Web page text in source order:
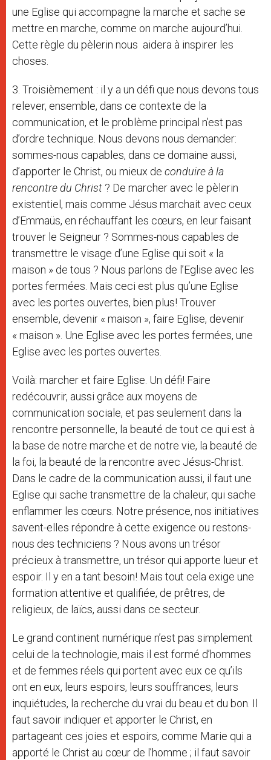
une Eglise qui accompagne la marche et sache se
mettre en marche, comme on marche aujourd’hui.
Cette règle du pèlerin nous aidera à inspirer les
choses.
3. Troisièmement : il y a un défi que nous devons tous
relever, ensemble, dans ce contexte de la
communication, et le problème principal n’est pas
d’ordre technique. Nous devons nous demander:
sommes-nous capables, dans ce domaine aussi,
d’apporter le Christ, ou mieux de conduire à la
rencontre du Christ ? De marcher avec le pèlerin
existentiel, mais comme Jésus marchait avec ceux
d’Emmaüs, en réchauffant les cœurs, en leur faisant
trouver le Seigneur ? Sommes-nous capables de
transmettre le visage d’une Eglise qui soit « la
maison » de tous ? Nous parlons de l’Eglise avec les
portes fermées. Mais ceci est plus qu’une Eglise
avec les portes ouvertes, bien plus! Trouver
ensemble, devenir « maison », faire Eglise, devenir
« maison ». Une Eglise avec les portes fermées, une
Eglise avec les portes ouvertes.
Voilà: marcher et faire Eglise. Un défi! Faire
redécouvrir, aussi grâce aux moyens de
communication sociale, et pas seulement dans la
rencontre personnelle, la beauté de tout ce qui est à
la base de notre marche et de notre vie, la beauté de
la foi, la beauté de la rencontre avec Jésus-Christ.
Dans le cadre de la communication aussi, il faut une
Eglise qui sache transmettre de la chaleur, qui sache
enflammer les cœurs. Notre présence, nos initiatives
savent-elles répondre à cette exigence ou restons-
nous des techniciens ? Nous avons un trésor
précieux à transmettre, un trésor qui apporte lueur et
espoir. Il y en a tant besoin! Mais tout cela exige une
formation attentive et qualifiée, de prêtres, de
religieux, de laïcs, aussi dans ce secteur.
Le grand continent numérique n’est pas simplement
celui de la technologie, mais il est formé d’hommes
et de femmes réels qui portent avec eux ce qu’ils
ont en eux, leurs espoirs, leurs souffrances, leurs
inquiétudes, la recherche du vrai du beau et du bon. Il
faut savoir indiquer et apporter le Christ, en
partageant ces joies et espoirs, comme Marie qui a
apporté le Christ au cœur de l’homme ; il faut savoir